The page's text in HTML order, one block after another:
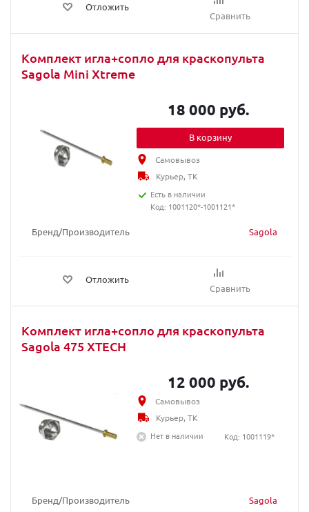
Отложить
Сравнить
Комплект игла+сопло для краскопульта
Sagola Mini Xtreme
Бренд/Производитель Sagola
Отложить
Сравнить
18 000 руб.
В корзину
Самовывоз
Курьер, ТК
Есть в наличии
Код: 1001120*-1001121*
Комплект игла+сопло для краскопульта
Sagola 475 XTECH
Бренд/Производитель Sagola
12 000 руб.
Самовывоз
Курьер, ТК
Нет в наличии
Код: 1001119*